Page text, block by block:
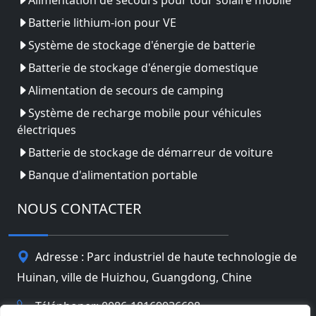
Batterie lithium-ion pour VE
Système de stockage d'énergie de batterie
Batterie de stockage d'énergie domestique
Alimentation de secours de camping
Système de recharge mobile pour véhicules
électriques
Batterie de stockage de démarreur de voiture
Banque d'alimentation portable
NOUS CONTACTER
Adresse : Parc industriel de haute technologie de
Huinan, ville de Huizhou, Guangdong, Chine
Téléphoner: 0086-18169936698